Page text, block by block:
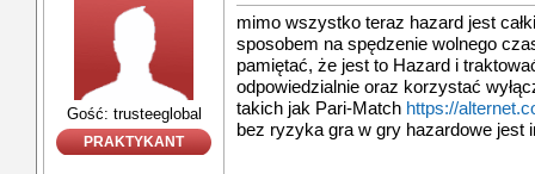
Gość: trusteeglobal
PRAKTYKANT
mimo wszystko teraz hazard jest
sposobem na spędzenie wolnego
pamiętać, że jest to Hazard i
odpowiedzialnie oraz korzystać
takich jak Pari-Match https://
bez ryzyka gra w gry hazardowe jest